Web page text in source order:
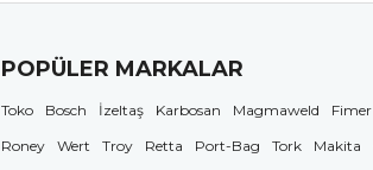
POPÜLER MARKALAR
Toko Bosch İzeltaş Karbosan Magmaweld Fimer
Roney
Wert Troy Retta Port-Bag Tork Makita